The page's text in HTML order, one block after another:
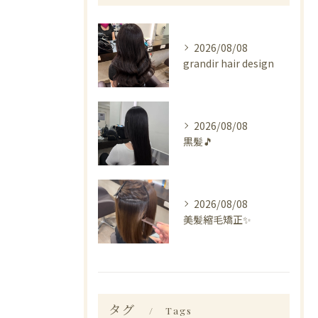
2026/08/08
grandir hair design
2026/08/08
黒髪🎵
2026/08/08
美髪縮毛矯正✨️
タグ Tags